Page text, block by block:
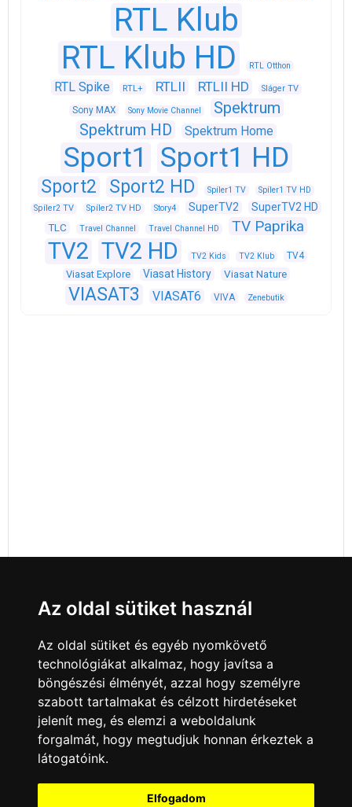
RTL Klub
RTL Klub HD
RTL Otthon
RTL Spike RTL+ RTLII RTLII HD Sláger TV
Sony MAX Sony Movie Channel
Spektrum
Spektrum HD
Spektrum Home
Sport1 Sport1 HD
Sport2 Sport2 HD Spíler1 TV
Spíler1 TV HD
Spíler2 TV
Spíler2 TV HD Story4 SuperTV2 SuperTV2 HD
TLC Travel Channel Travel Channel HD TV Paprika
TV2 TV2 HD TV2 Kids TV2 Klub TV4
Viasat Explore Viasat History Viasat Nature
VIASAT3 VIASAT6 VIVA Zenebutik
Minden jog fenntartva © 2008 - 2026
Az oldal sütiket használ
Az oldal sütiket és egyéb nyomkövető
technológiákat alkalmaz, hogy javítsa a
böngészési élményét, azzal hogy személyre
szabott tartalmakat és célzott hirdetéseket
jelenít meg, és elemzi a weboldalunk
forgalmát, hogy megtudjuk honnan érkeztek a
látogatóink.
Elfogadom